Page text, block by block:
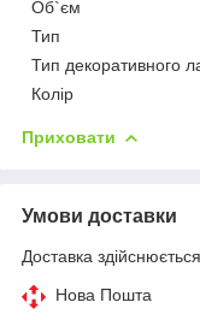
Об`єм
Тип
Тип декоративного
Колір
Приховати
Умови доставки
Доставка
Нова Пошта